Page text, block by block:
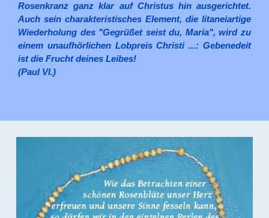
Rosenkranz ganz klar auf Christus hin ausgerichtet.
Auch sein charakteristisches Element, die litaneiartige
Wiederholung des "Gegrüßet seist du, Maria", wird zu
einem unaufhörlichen Lobpreis Christi ...: Gebenedeit
ist die Frucht deines Leibes!
(Paul VI.)